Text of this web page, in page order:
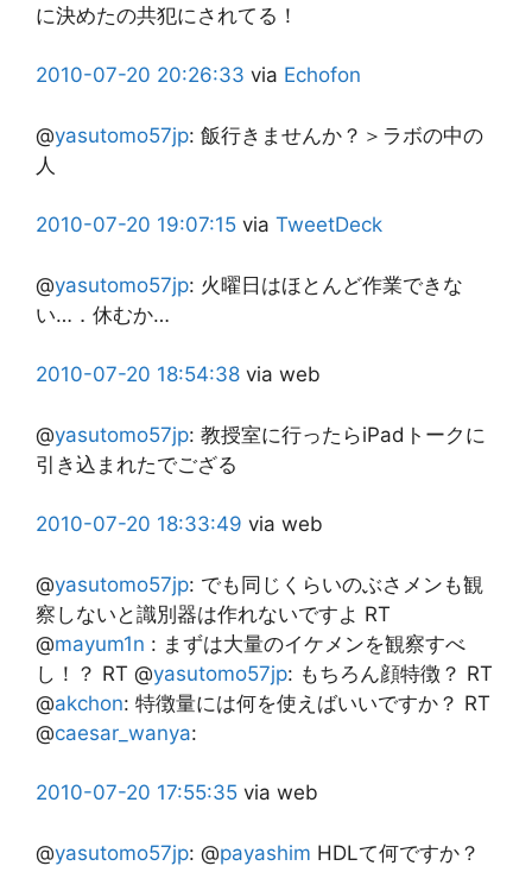
に決めたの共犯にされてる！
2010-07-20 20:26:33 via Echofon
@yasutomo57jp: 飯行きませんか？＞ラボの中の
人
2010-07-20 19:07:15 via TweetDeck
@yasutomo57jp: 火曜日はほとんど作業できな
い…．休むか…
2010-07-20 18:54:38 via web
@yasutomo57jp: 教授室に行ったらiPadトークに
引き込まれたでござる
2010-07-20 18:33:49 via web
@yasutomo57jp: でも同じくらいのぶさメンも観
察しないと識別器は作れないですよ RT
@mayum1n : まずは大量のイケメンを観察すべ
し！？ RT @yasutomo57jp: もちろん顔特徴？ RT
@akchon: 特徴量には何を使えばいいですか？ RT
@caesar_wanya:
2010-07-20 17:55:35 via web
@yasutomo57jp: @payashim HDLて何ですか？